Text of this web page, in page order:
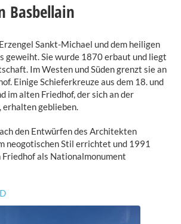
von Troisvierges
Saint-Lambert
Luxemburgs Kneiff
Huldang
Basbellain
Sankt-Michael und dem heiligen
geweiht. Sie wurde 1870 erbaut und liegt
Im Westen und Süden grenzt sie an
Einige Schieferkreuze aus dem 18. und
im alten Friedhof, der sich an der
geblieben.
den Entwürfen des Architekten
neogotischen Stil errichtet und 1991
Friedhof als Nationalmonument